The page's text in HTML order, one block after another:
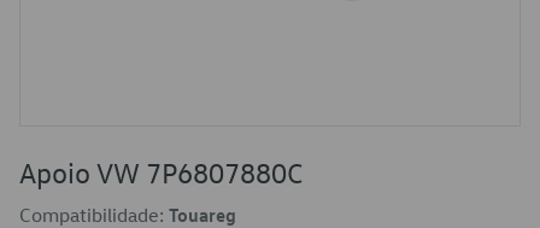
Apoio VW 7P6807880C
Compatibilidade: Touareg